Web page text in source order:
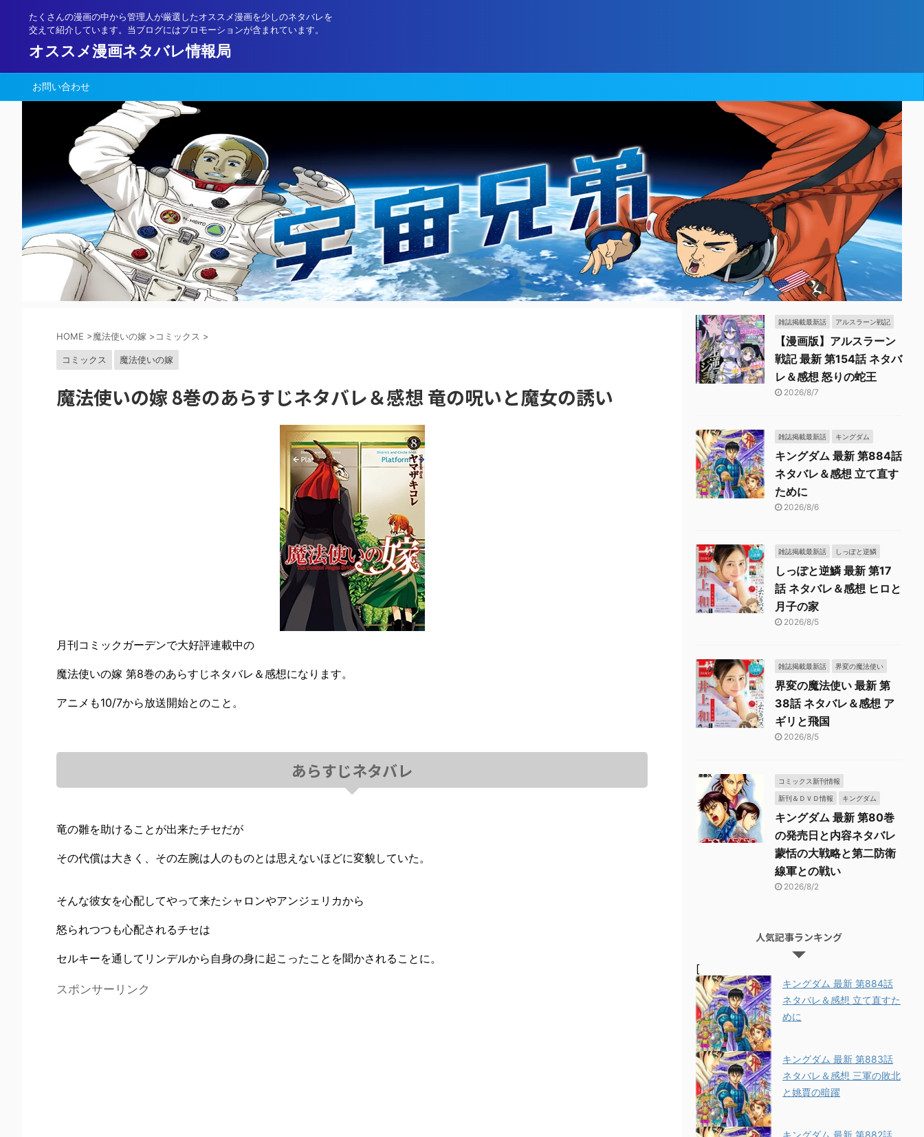
たくさんの漫画の中から管理人が厳選したオススメ漫画を少しのネタバレを
交えて紹介しています。当ブログにはプロモーションが含まれています。
オススメ漫画ネタバレ情報局
お問い合わせ
HOME >魔法使いの嫁 >コミックス >
コミックス 魔法使いの嫁
魔法使いの嫁 8巻のあらすじネタバレ＆感想 竜の呪いと魔女の誘い
月刊コミックガーデンで大好評連載中の
魔法使いの嫁 第8巻のあらすじネタバレ＆感想になります。
アニメも10/7から放送開始とのこと。
あらすじネタバレ
竜の雛を助けることが出来たチセだが
その代償は大きく、その左腕は人のものとは思えないほどに変貌していた。
そんな彼女を心配してやって来たシャロンやアンジェリカから
怒られつつも心配されるチセは
セルキーを通してリンデルから自身の身に起こったことを聞かされることに。
スポンサーリンク
雑誌掲載最新話 アルスラーン戦記
【漫画版】アルスラーン
戦記 最新 第154話 ネタバ
レ＆感想 怒りの蛇王
2026/8/7
雑誌掲載最新話 キングダム
キングダム 最新 第884話
ネタバレ＆感想 立て直す
ために
2026/8/6
雑誌掲載最新話 しっぽと逆鱗
しっぽと逆鱗 最新 第17
話 ネタバレ＆感想 ヒロと
月子の家
2026/8/5
雑誌掲載最新話 界変の魔法使い
界変の魔法使い 最新 第
38話 ネタバレ＆感想 ア
ギリと飛国
2026/8/5
コミックス新刊情報
新刊＆ＤＶＤ情報 キングダム
キングダム 最新 第80巻
の発売日と内容ネタバレ
蒙恬の大戦略と第二防衛
線軍との戦い
2026/8/2
人気記事ランキング
[
キングダム 最新 第884話
ネタバレ＆感想 立て直すた
めに
キングダム 最新 第883話
ネタバレ＆感想 三軍の敗北
と姚賈の暗躍
キングダム 最新 第882話